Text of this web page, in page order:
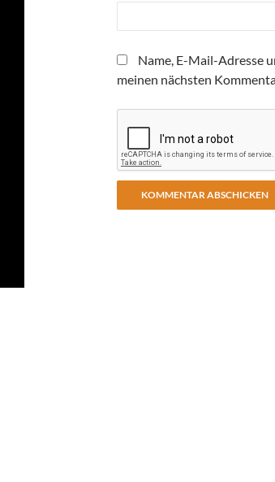
Name, E-Mail-Adresse
meinen nächsten